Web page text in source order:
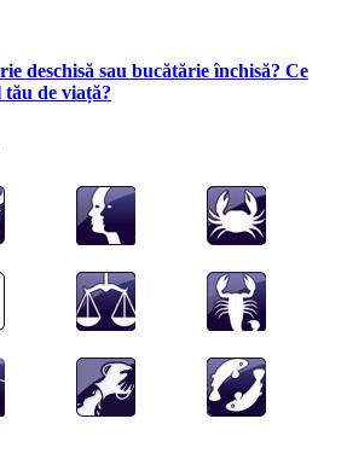
deschisă sau bucătărie închisă? Ce
de viață?